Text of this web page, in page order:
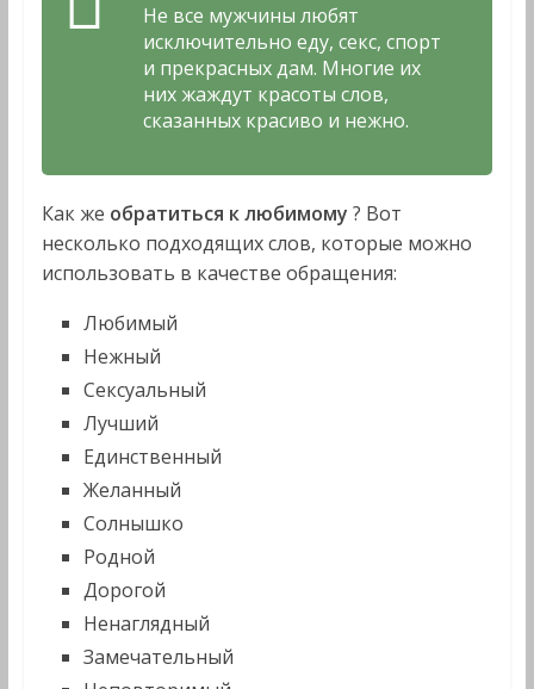
Не все мужчины любят
исключительно еду, секс, спорт
и прекрасных дам. Многие их
них жаждут красоты слов,
сказанных красиво и нежно.
Как же обратиться к любимому ? Вот
несколько подходящих слов, которые можно
использовать в качестве обращения:
Любимый
Нежный
Сексуальный
Лучший
Единственный
Желанный
Солнышко
Родной
Дорогой
Ненаглядный
Замечательный